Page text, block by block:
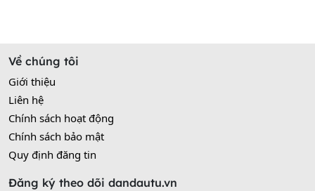
Về chúng tôi
Giới thiệu
Liên hệ
Chính sách hoạt động
Chính sách bảo mật
Quy định đăng tin
Đăng ký theo dõi dandautu.vn